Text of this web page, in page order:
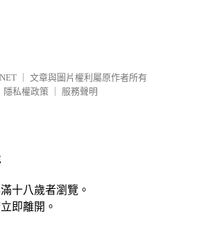
文章與圖片權利屬原作者所有
隱私權政策
服務聲明
十八歲者瀏覽。
即離開。